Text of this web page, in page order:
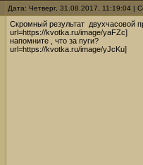
Дата: Четверг, 31.08.2017, 11:19:04 |
Скромный результат двухчасовой
url=https://kvotka.ru/image/yaFZc]
напомните , что за пуги?
url=https://kvotka.ru/image/yJcKu]